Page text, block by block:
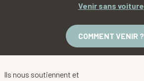
Venir sans voiture
COMMENT VENIR ?
Ils nous soutiennent et